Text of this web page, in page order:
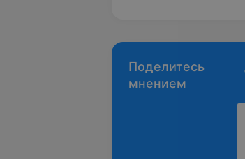
Поделитесь
мнением